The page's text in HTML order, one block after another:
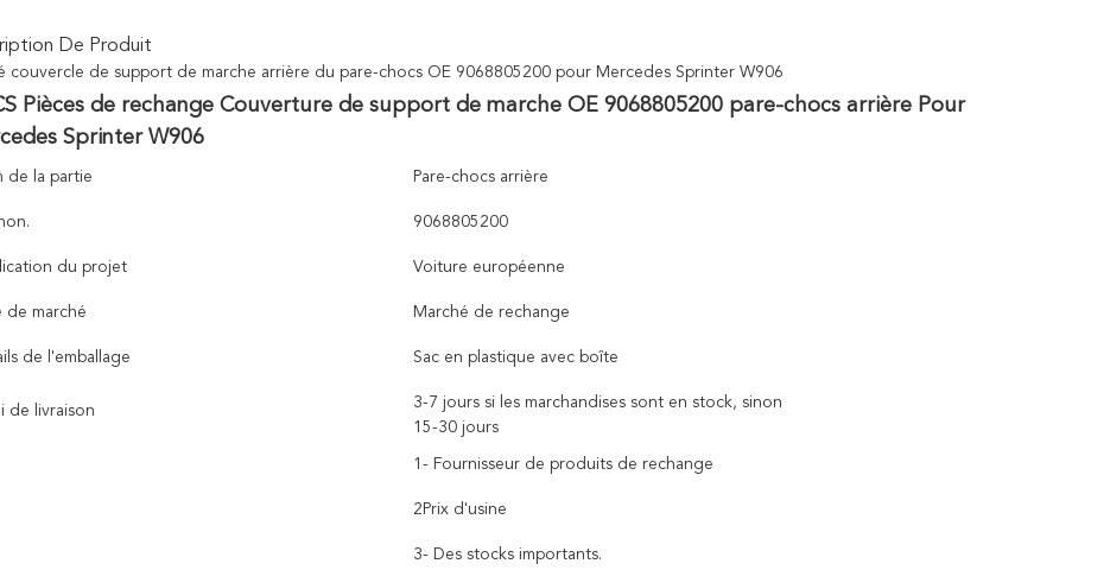
De Produit
couvercle de support de marche arrière du pare-chocs OE 9068805200 pour Mercedes Sprinter W906
Pièces de rechange Couverture de support de marche OE 9068805200 pare-chocs arrière Pour
Sprinter W906
de la partie Pare-chocs arrière
9068805200
du projet Voiture européenne
de marché Marché de rechange
de l'emballage Sac en plastique avec boîte
de livraison
3-7 jours si les marchandises sont en stock, sinon
15-30 jours
1- Fournisseur de produits de rechange
2Prix d'usine
3- Des stocks importants.